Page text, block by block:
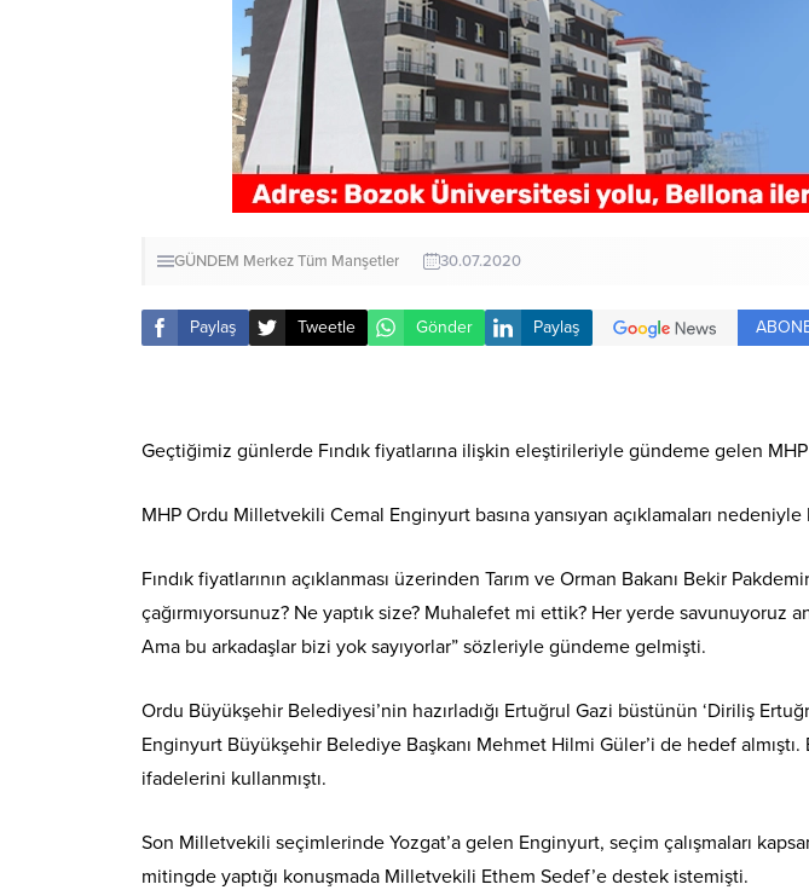
GÜNDEM MerkezTüm Manşetler 30.07.2020
Paylaş Tweetle Gönder Paylaş
Geçtiğimiz günlerde Fındık fiyatlarına ilişkin eleştirileriyle gündeme gelen
MHP Ordu Milletvekili Cemal Enginyurt basına yansıyan açıklamaları
Fındık fiyatlarının açıklanması üzerinden Tarım ve Orman Bakanı Bekir
çağırmıyorsunuz? Ne yaptık size? Muhalefet mi ettik? Her yerde savunuyoruz
Ama bu arkadaşlar bizi yok sayıyorlar” sözleriyle gündeme gelmişti.
Ordu Büyükşehir Belediyesi’nin hazırladığı Ertuğrul Gazi büstünün ‘Diriliş
Enginyurt Büyükşehir Belediye Başkanı Mehmet Hilmi Güler’i de hedef
ifadelerini kullanmıştı.
Son Milletvekili seçimlerinde Yozgat’a gelen Enginyurt, seçim çalışmaları
mitingde yaptığı konuşmada Milletvekili Ethem Sedef’e destek istemişti.